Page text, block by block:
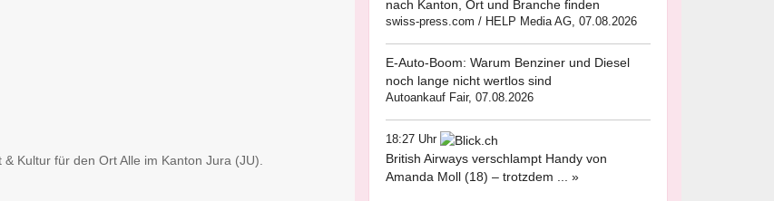
Kultur für den Ort Alle im Kanton Jura (JU).
nach Kanton, Ort und Branche finden
swiss-press.com / HELP Media AG, 07.08.2026
E-Auto-Boom: Warum Benziner und Diesel
noch lange nicht wertlos sind
Autoankauf Fair, 07.08.2026
18:27 Uhr
British Airways verschlampt Handy von
Amanda Moll (18) – trotzdem ... »